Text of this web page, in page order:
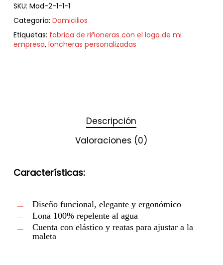
SKU: Mod-2-1-1-1
Categoría: Domicilios
Etiquetas: fabrica de riñoneras con el logo de mi
empresa, loncheras personalizadas
Descripción
Valoraciones (0)
Características:
Diseño funcional, elegante y ergonómico
Lona 100% repelente al agua
Cuenta con elástico y reatas para ajustar a la
maleta